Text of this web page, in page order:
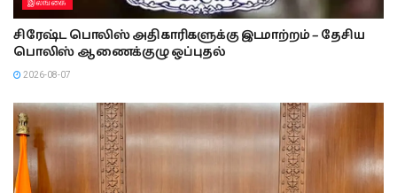
இலங்கை
சிரேஷ்ட பொலிஸ் அதிகாரிகளுக்கு இடமாற்றம் – தேசிய
பொலிஸ் ஆணைக்குழு ஒப்புதல்
2026-08-07